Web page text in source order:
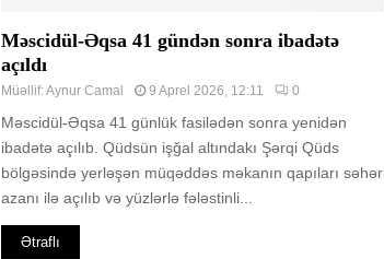
Məscidül-Əqsa 41 gündən sonra ibadətə
açıldı
Müəllif:Aynur Camal 9 Aprel 2026, 12:11 0
Məscidül-Əqsa 41 günlük fasilədən sonra yenidən
ibadətə açılıb. Qüdsün işğal altındakı Şərqi Qüds
bölgəsində yerləşən müqəddəs məkanın qapıları səhər
azanı ilə açılıb və yüzlərlə fələstinli...
Ətraflı